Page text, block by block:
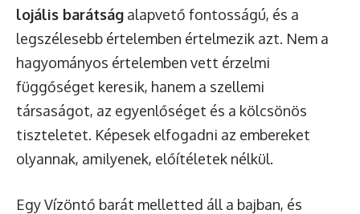
lojális barátság alapvető fontosságú, és a
legszélesebb értelemben értelmezik azt. Nem a
hagyományos értelemben vett érzelmi
függőséget keresik, hanem a szellemi
társaságot, az egyenlőséget és a kölcsönös
tiszteletet. Képesek elfogadni az embereket
olyannak, amilyenek, előítéletek nélkül.
Egy Vízöntő barát melletted áll a bajban, és